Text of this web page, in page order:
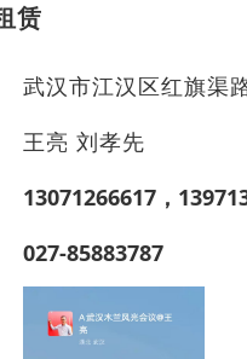
赁
武汉市江汉区红旗渠
王亮 刘孝先
13071266617，
027-85883787